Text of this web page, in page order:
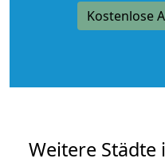
Kostenlose
Weitere Städte